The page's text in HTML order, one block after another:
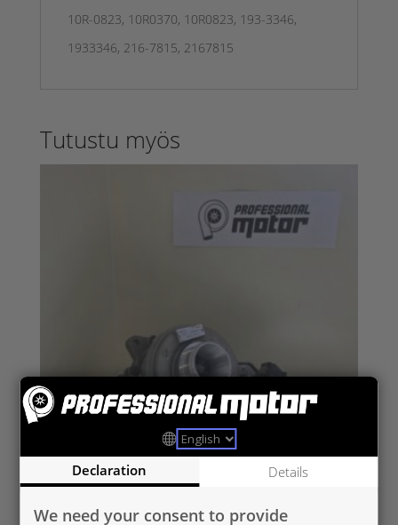
10R-0823, 10R0370, 10R0823, 193-3346,
1933346, 216-7815, 2167815
Tutustu myös
FO753544-5020S UUSI OEM
Declaration Details
We need your consent to provide